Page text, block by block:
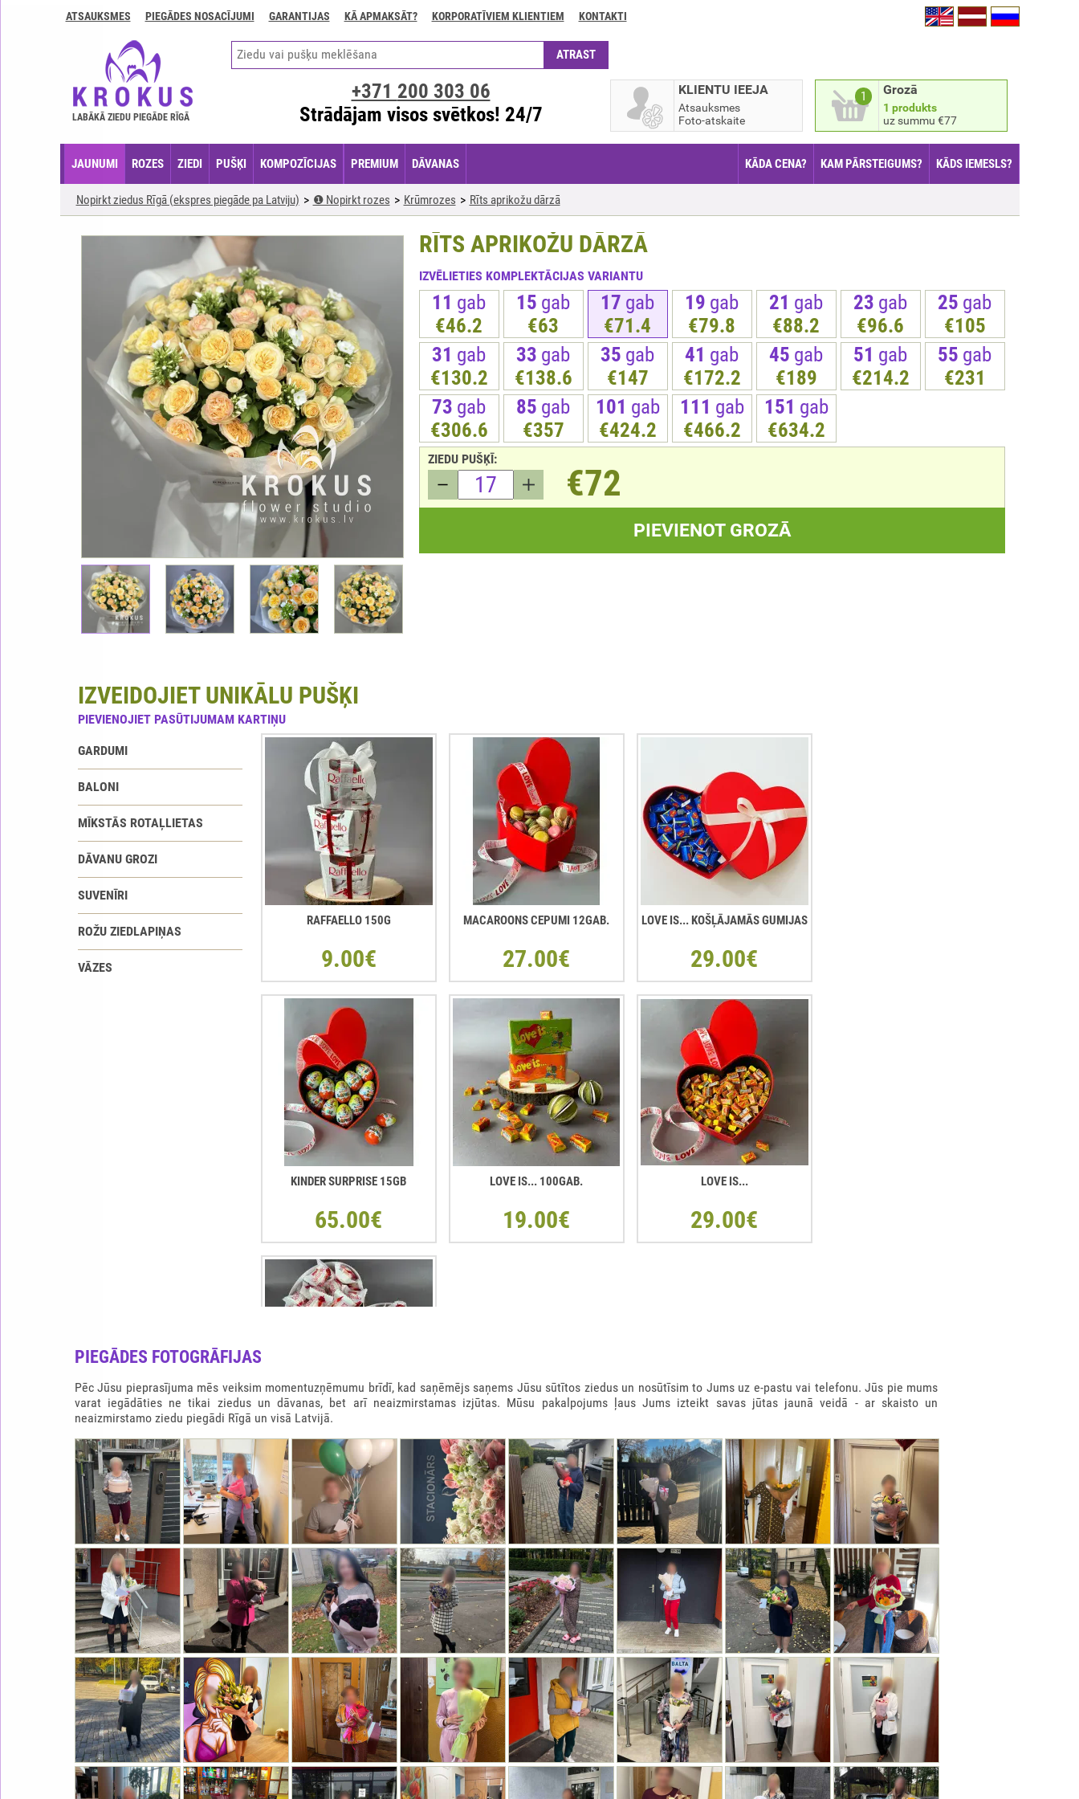
GARANTIJAS
apmaksāt?
pasūtījumu?
ATSAUKSMES PIEGĀDES NOSACĪJUMI GARANTIJAS KĀ APMAKSĀT? KORPORATĪVIEM KLIENTIEM KONTAKTI
LABĀKĀ ZIEDU PIEGĀDE RĪGĀ
1 Grozā
1 produkts
uz summu €77
KLIENTU IEEJA
Atsauksmes
Foto-atskaite
+371 200 303 06
Strādājam visos svētkos! 24/7
JAUNUMI ROZES ZIEDI PUŠĶI KOMPOZĪCIJAS PREMIUM DĀVANAS KĀDA CENA? KAM PĀRSTEIGUMS? KĀDS IEMESLS?
Nopirkt ziedus Rīgā (ekspres piegāde pa Latviju) ❶ Nopirkt rozes Krūmrozes Rīts aprikožu dārzā
RĪTS APRIKOŽU DĀRZĀ
IZVĒLIETIES KOMPLEKTĀCIJAS VARIANTU
11 gab
€46.2
15 gab
€63
17 gab
€71.4
19 gab
€79.8
21 gab
€88.2
23 gab
€96.6
25 gab
€105
31 gab
€130.2
33 gab
€138.6
35 gab
€147
41 gab
€172.2
45 gab
€189
51 gab
€214.2
55 gab
€231
73 gab
€306.6
85 gab
€357
101 gab
€424.2
111 gab
€466.2
151 gab
€634.2
ZIEDU PUŠĶĪ:
€72
PIEVIENOT GROZĀ
IZVEIDOJIET UNIKĀLU PUŠĶI
PIEVIENOJIET PASŪTIJUMAM KARTIŅU
GARDUMI
BALONI
MĪKSTĀS ROTAĻLIETAS
DĀVANU GROZI
SUVENĪRI
ROŽU ZIEDLAPIŅAS
VĀZES
RAFFAELLO 150G
9.00€
MACAROONS CEPUMI 12GAB.
27.00€
LOVE IS... KOŠĻĀJAMĀS GUMIJAS
29.00€
KINDER SURPRISE 15GB
65.00€
LOVE IS... 100GAB.
19.00€
LOVE IS...
29.00€
RAFFAELLO SIRDS KASTE 900GR
65.00€
PIEGĀDES FOTOGRĀFIJAS
Pēc Jūsu pieprasījuma mēs veiksim momentuzņēmumu brīdī, kad saņēmējs saņems Jūsu sūtītos ziedus un nosūtīsim to Jums uz e-pastu vai telefonu. Jūs pie mums
varat iegādāties ne tikai ziedus un dāvanas, bet arī neaizmirstamas izjūtas. Mūsu pakalpojums ļaus Jums izteikt savas jūtas jaunā veidā - ar skaisto un
neaizmirstamo ziedu piegādi Rīgā un visā Latvijā.